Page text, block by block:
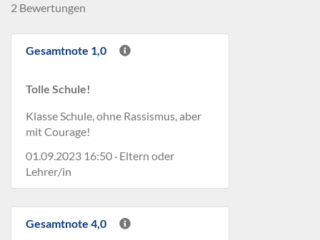
2 Bewertungen
Gesamtnote 1,0
Tolle Schule!
Klasse Schule, ohne Rassismus, aber
mit Courage!
01.09.2023 16:50 · Eltern oder
Lehrer/in
Gesamtnote 4,0